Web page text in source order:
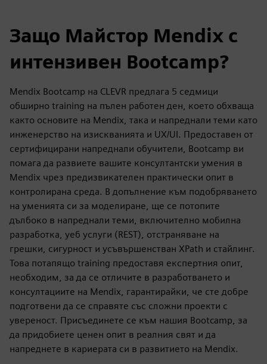
Защо Майстор Mendix с
интензивен Bootcamp?
Mendix Bootcamp на CLEVR предлага 5 седмици
обширно training на пълен работен ден, което обхваща
както основите на Mendix, така и напреднали теми като
инженерство на изискванията и UX/UI. Предоставен от
сертифицирани напреднали обучители, Bootcamp ви
помага да развиете вашите консултантски умения в
Mendix чрез предизвикателен практически опит в
контролирана среда. В допълнение към подобряването
на уменията си за моделиране, ще се потопите
дълбоко в напреднали теми, включително мобилна
разработка, уеб услуги (REST), отстраняване на
грешки, сигурност и усъвършенстван XPath и стайлинг.
Това потапящо training предоставя експертния опит,
необходим, за да се отличите в разработването и
консултациите на Mendix, гарантирайки, че сте добре
подготвени да се справяте със сложни проекти с
увереност. Присъединете се към нашия Bootcamp, за
да придобиете ценен опит в реалния свят и да
напреднете в кариерата си в развитието на Mendix.